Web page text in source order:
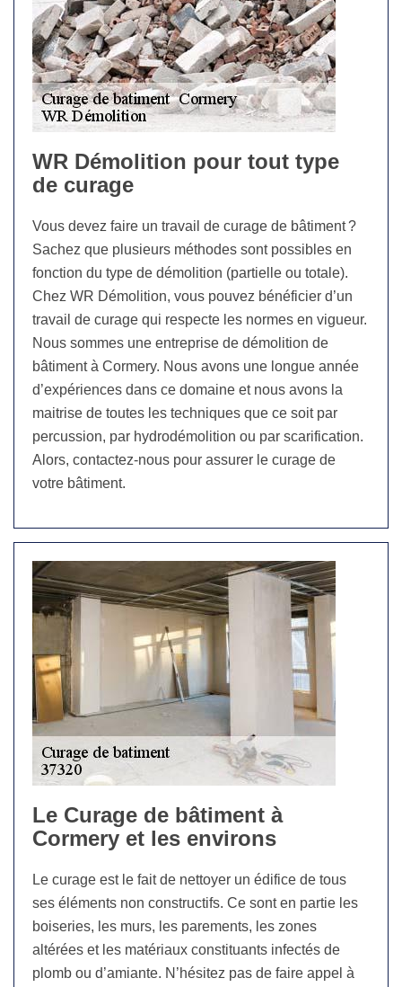
WR Démolition pour tout type
de curage
Vous devez faire un travail de curage de bâtiment ?
Sachez que plusieurs méthodes sont possibles en
fonction du type de démolition (partielle ou totale).
Chez WR Démolition, vous pouvez bénéficier d’un
travail de curage qui respecte les normes en vigueur.
Nous sommes une entreprise de démolition de
bâtiment à Cormery. Nous avons une longue année
d’expériences dans ce domaine et nous avons la
maitrise de toutes les techniques que ce soit par
percussion, par hydrodémolition ou par scarification.
Alors, contactez-nous pour assurer le curage de
votre bâtiment.
Le Curage de bâtiment à
Cormery et les environs
Le curage est le fait de nettoyer un édifice de tous
ses éléments non constructifs. Ce sont en partie les
boiseries, les murs, les parements, les zones
altérées et les matériaux constituants infectés de
plomb ou d’amiante. N’hésitez pas de faire appel à